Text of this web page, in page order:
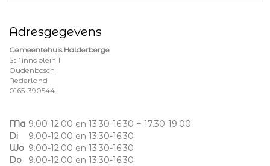
Adresgegevens
Gemeentehuis Halderberge
St.Annaplein 1
Oudenbosch
Nederland
0165-390544
Ma 9.00-12.00 en 13.30-16.30 + 17.30-19.00
Di
9.00-12.00 en 13.30-16.30
Wo 9.00-12.00 en 13.30-16.30
Do
9.00-12.00 en 13.30-16.30